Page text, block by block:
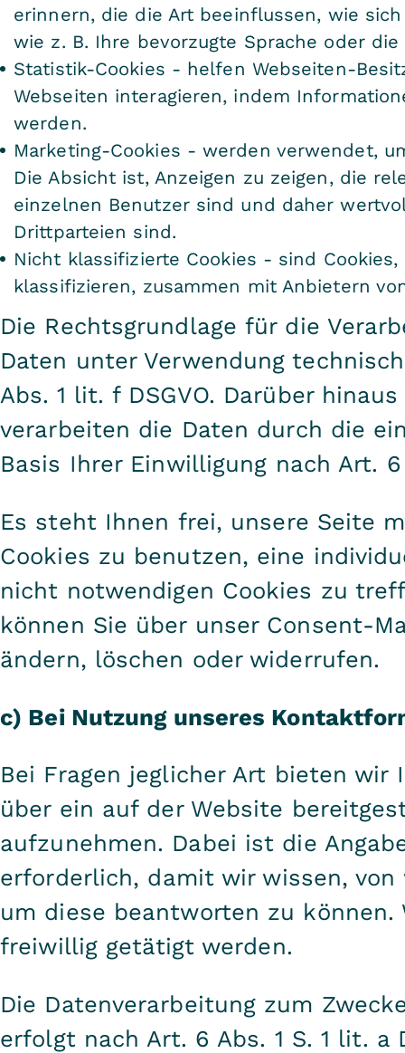
erinnern, die die Art beeinflussen, wie
wie z. B. Ihre bevorzugte Sprache oder
Statistik-Cookies - helfen Webseiten-
Webseiten interagieren, indem
werden.
Marketing-Cookies - werden verwendet,
Die Absicht ist, Anzeigen zu zeigen, die
einzelnen Benutzer sind und daher
Drittparteien sind.
Nicht klassifizierte Cookies - sind
klassifizieren, zusammen mit Anbietern
Die Rechtsgrundlage für die
Daten unter Verwendung
Abs. 1 lit. f DSGVO. Darüber
verarbeiten die Daten durch die
Basis Ihrer Einwilligung nach Art. 6
Es steht Ihnen frei, unsere Seite
Cookies zu benutzen, eine
nicht notwendigen Cookies zu
können Sie über unser Consent-
ändern, löschen oder widerrufen.
c) Bei Nutzung unseres
Bei Fragen jeglicher Art bieten
über ein auf der Website
aufzunehmen. Dabei ist die
erforderlich, damit wir wissen,
um diese beantworten zu können.
freiwillig getätigt werden.
Die Datenverarbeitung zum
erfolgt nach Art. 6 Abs. 1 S. 1 lit. a